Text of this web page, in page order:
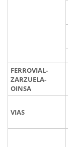
FERROVIAL-
ZARZUELA-
OINSA
VIAS